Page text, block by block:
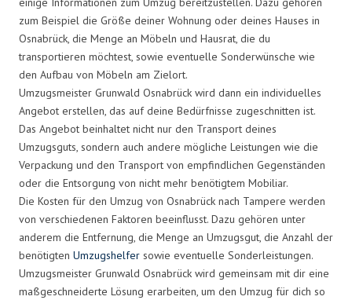
zum Beispiel die Größe deiner Wohnung oder deines Hauses in
Osnabrück, die Menge an Möbeln und Hausrat, die du
transportieren möchtest, sowie eventuelle Sonderwünsche wie
den Aufbau von Möbeln am Zielort.
Umzugsmeister Grunwald Osnabrück wird dann ein individuelles
Angebot erstellen, das auf deine Bedürfnisse zugeschnitten ist.
Das Angebot beinhaltet nicht nur den Transport deines
Umzugsguts, sondern auch andere mögliche Leistungen wie die
Verpackung und den Transport von empfindlichen Gegenständen
oder die Entsorgung von nicht mehr benötigtem Mobiliar.
Die Kosten für den Umzug von Osnabrück nach Tampere werden
von verschiedenen Faktoren beeinflusst. Dazu gehören unter
anderem die Entfernung, die Menge an Umzugsgut, die Anzahl der
benötigten Umzugshelfer sowie eventuelle Sonderleistungen.
Umzugsmeister Grunwald Osnabrück wird gemeinsam mit dir eine
maßgeschneiderte Lösung erarbeiten, um den Umzug für dich so